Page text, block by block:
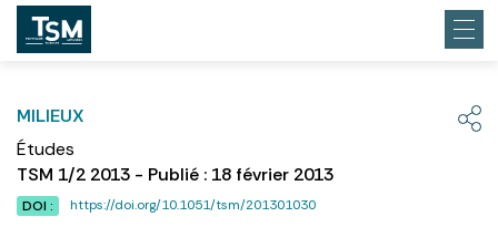
MILIEUX
Études
TSM 1/2 2013 - Publié : 18 février 2013
DOI : https://doi.org/10.1051/tsm/201301030